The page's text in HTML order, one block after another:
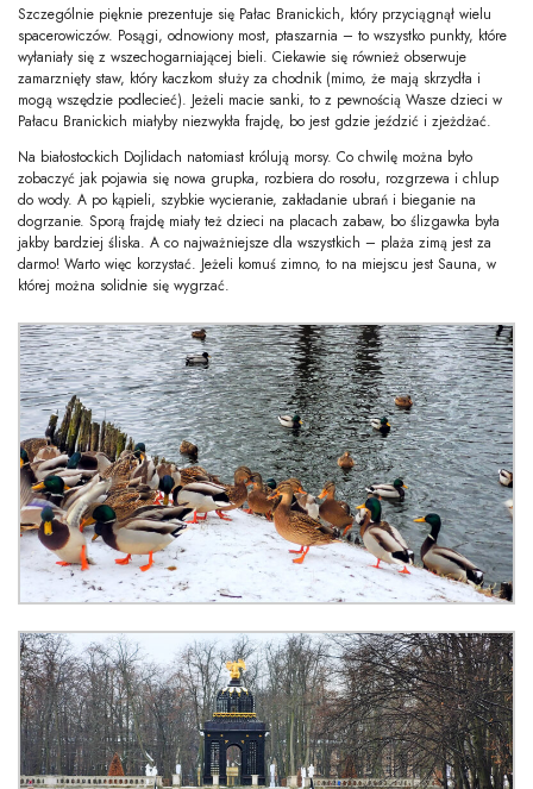
Szczególnie pięknie prezentuje się Pałac Branickich, który przyciągnął wielu
spacerowiczów. Posągi, odnowiony most, ptaszarnia – to wszystko punkty, które
wyłaniały się z wszechogarniającej bieli. Ciekawie się również obserwuje
zamarznięty staw, który kaczkom służy za chodnik (mimo, że mają skrzydła i
mogą wszędzie podlecieć). Jeżeli macie sanki, to z pewnością Wasze dzieci w
Pałacu Branickich miałyby niezwykła frajdę, bo jest gdzie jeździć i zjeżdżać.
Na białostockich Dojlidach natomiast królują morsy. Co chwilę można było
zobaczyć jak pojawia się nowa grupka, rozbiera do rosołu, rozgrzewa i chlup
do wody. A po kąpieli, szybkie wycieranie, zakładanie ubrań i bieganie na
dogrzanie. Sporą frajdę miały też dzieci na placach zabaw, bo ślizgawka była
jakby bardziej śliska. A co najważniejsze dla wszystkich – plaża zimą jest za
darmo! Warto więc korzystać. Jeżeli komuś zimno, to na miejscu jest Sauna, w
której można solidnie się wygrzać.